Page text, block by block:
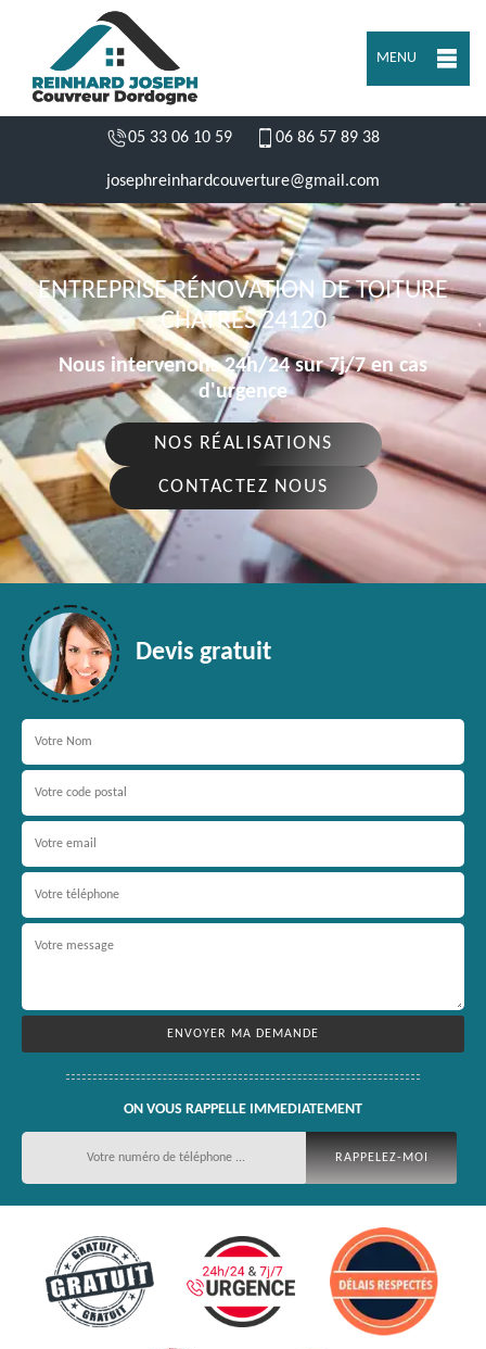
MENU
05 33 06 10 59 06 86 57 89 38
josephreinhardcouverture@gmail.com
ENTREPRISE RÉNOVATION DE TOITURE
CHATRES 24120
Nous intervenons 24h/24 sur 7j/7 en cas
d'urgence
NOS RÉALISATIONS
CONTACTEZ NOUS
Devis gratuit
ON VOUS RAPPELLE IMMEDIATEMENT